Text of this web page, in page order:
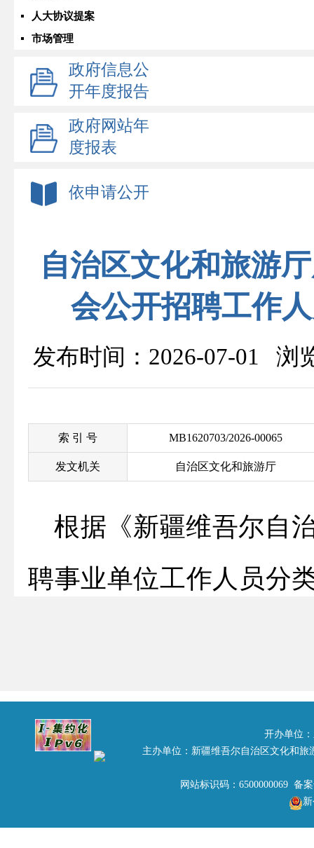
人大协议提案
市场管理
政府信息公
开年度报告
政府网站年
度报表
依申请公开
自治区文化和旅游
会公开招聘工作
发布时间：2026-07-01 浏
索 引 号 MB1620703/2026-00065
发文机关 自治区文化和旅游厅
根据 《新疆维吾尔自
聘事业单位工作人员分
行通知。
开办单位
主办单位：新疆维吾尔自治区文化和
网站标识码：6500000069 备